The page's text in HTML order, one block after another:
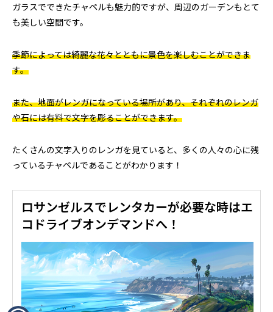
ガラスでできたチャペルも魅力的ですが、周辺のガーデンもとて
も美しい空間です。
季節によっては綺麗な花々とともに景色を楽しむことができま
す。
また、地面がレンガになっている場所があり、それぞれのレンガ
や石には有料で文字を彫ることができます。
たくさんの文字入りのレンガを見ていると、多くの人々の心に残
っているチャペルであることがわかります！
ロサンゼルスでレンタカーが必要な時はエ
コドライブオンデマンドへ！